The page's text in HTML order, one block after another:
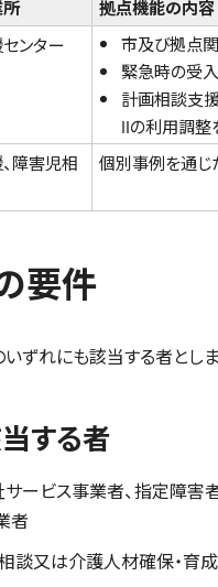
拠点機能の内容
ンター
市及び拠点
緊急時の受
計画相談支
Ⅱの利用調整
障害児相
個別事例を通じ
要件
ずれにも該当する者としま
する者
ービス事業者、指定障
者
談又は介護人材確保・育